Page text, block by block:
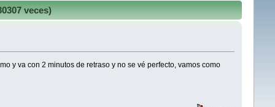
veces)
y va con 2 minutos de retraso y no se vé perfecto, vamos como